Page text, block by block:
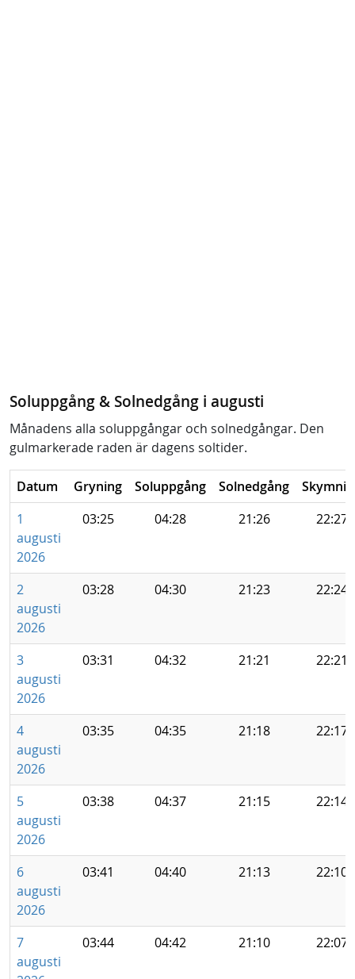
Soluppgång & Solnedgång i augusti
Månadens alla soluppgångar och solnedgångar. Den
gulmarkerade raden är dagens soltider.
Datum Gryning Soluppgång Solnedgång
1
augusti
2026
03:25 04:28 21:26 22:27
2
augusti
2026
03:28 04:30 21:23 22:24
3
augusti
2026
03:31 04:32 21:21 22:21
4
augusti
2026
03:35 04:35 21:18 22:17
5
augusti
2026
03:38 04:37 21:15 22:14
6
augusti
2026
03:41 04:40 21:13 22:10
7
augusti
03:44 04:42 21:10 22:07